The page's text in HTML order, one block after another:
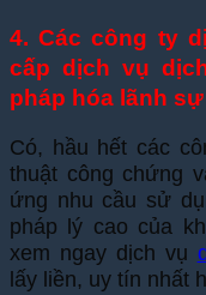
4. Các công ty
cấp dịch vụ
pháp hóa lãnh
Có, hầu hết các
thuật công chứng
ứng nhu cầu sử
pháp lý cao của
xem ngay dịch vụ
lấy liền, uy tín nhất